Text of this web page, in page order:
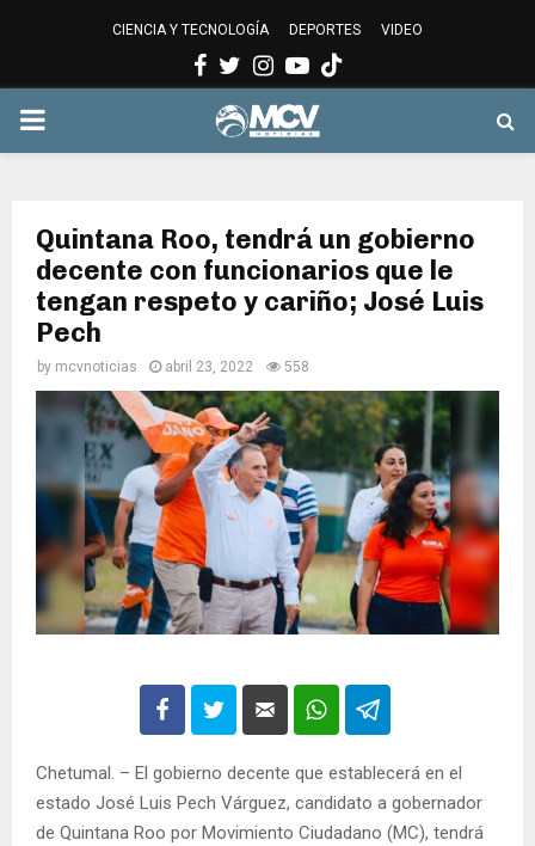
CIENCIA Y TECNOLOGÍA DEPORTES VIDEO
Facebook
Twitter
Instagram
Youtube
PRIMARY
Quintana Roo, tendrá un gobierno
decente con funcionarios que le
tengan respeto y cariño; José Luis
Pech
by mcvnoticias abril 23, 2022 558
Chetumal. – El gobierno decente que establecerá en el
estado José Luis Pech Várguez, candidato a gobernador
de Quintana Roo por Movimiento Ciudadano (MC), tendrá